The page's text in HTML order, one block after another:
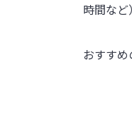
時間など
おすすめ